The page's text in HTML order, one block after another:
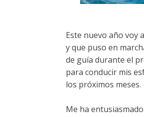
Este nuevo año voy
y que puso en
de guía durante el
para conducir mis
los próximos meses.
Me ha